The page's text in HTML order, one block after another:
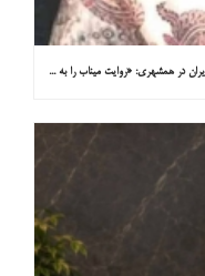
یادداشت ویژه هفته محیط‌زیست مشاور کمیسیون توسعه پایدار اتاق ایران در همشهری: «روایت میناب را به کاپ ۳۱ ببریم»